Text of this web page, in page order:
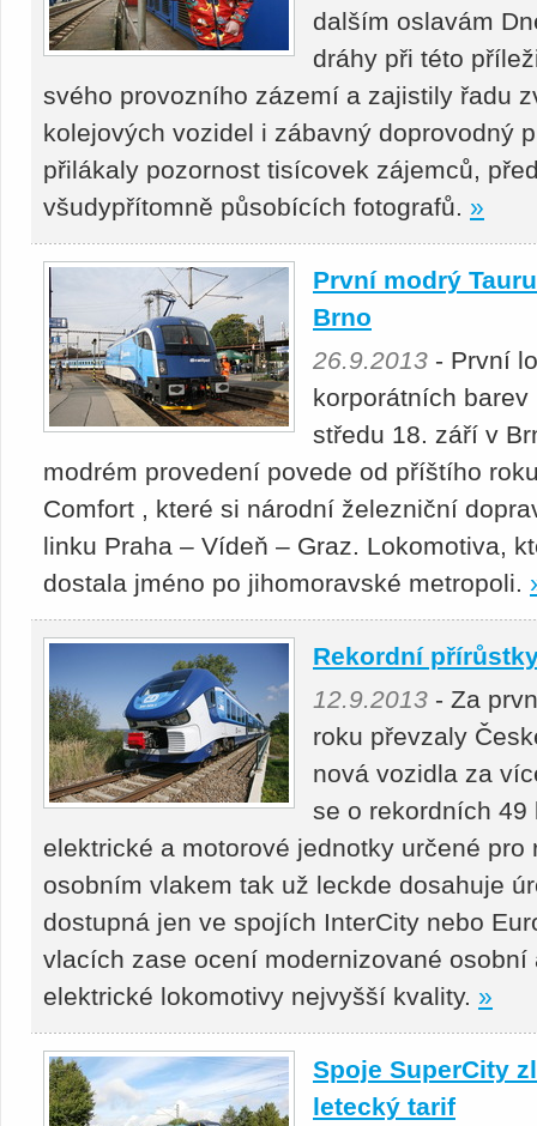
dalším oslavám
dráhy při této
svého provozního zázemí a zajistily řadu
kolejových vozidel i zábavný doprovodný
přilákaly pozornost tisícovek zájemců,
všudypřítomně působících fotografů. »
První modrý
Brno
26.9.2013 - První
korporátních
středu 18. září v
modrém provedení povede od příštího
Comfort , které si národní železniční
linku Praha – Vídeň – Graz. Lokomotiva,
dostala jméno po jihomoravské metropoli.
Rekordní
12.9.2013 - Za
roku převzaly
nová vozidla za
se o rekordních
elektrické a motorové jednotky určené
osobním vlakem tak už leckde dosahuje
dostupná jen ve spojích InterCity nebo
vlacích zase ocení modernizované
elektrické lokomotivy nejvyšší kvality. »
Spoje SuperCity
letecký tarif